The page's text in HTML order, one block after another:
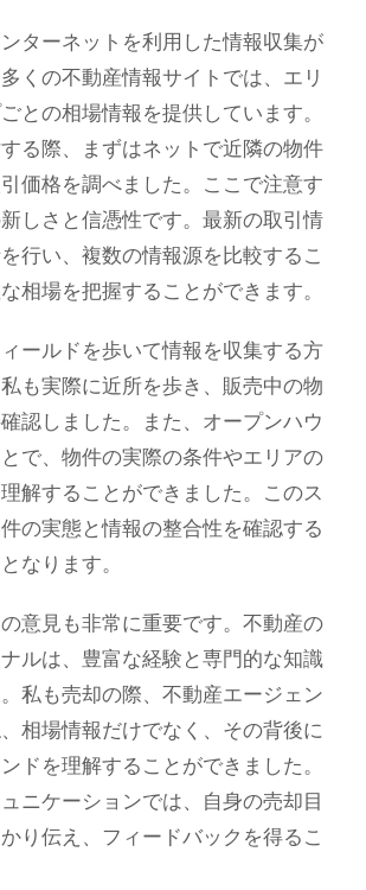
ターネットを利用した情報収集が
くの不動産情報サイトでは、エリ
との相場情報を提供しています。
る際、まずはネットで近隣の物件
価格を調べました。ここで注意す
しさと信憑性です。最新の取引情
行い、複数の情報源を比較するこ
相場を把握することができます。
ールドを歩いて情報を収集する方
も実際に近所を歩き、販売中の物
認しました。また、オープンハウ
で、物件の実際の条件やエリアの
解することができました。このス
の実態と情報の整合性を確認する
なります。
意見も非常に重要です。不動産の
ルは、豊富な経験と専門的な知識
私も売却の際、不動産エージェン
相場情報だけでなく、その背後に
ドを理解することができました。
ニケーションでは、自身の売却目
り伝え、フィードバックを得るこ